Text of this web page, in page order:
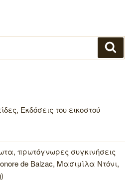
Εκδόσεις του εικοστού
πρωτόγνωρες συγκινήσεις
de Balzac, Μασιμίλα Ντόνι,